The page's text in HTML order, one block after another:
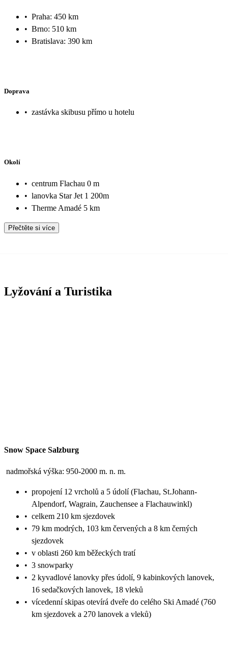
• Praha: 450 km
• Brno: 510 km
• Bratislava: 390 km
Doprava
• zastávka skibusu přímo u hotelu
Okolí
• centrum Flachau 0 m
• lanovka Star Jet 1 200m
• Therme Amadé 5 km
Přečtěte si více
Lyžování a Turistika
Snow Space Salzburg
nadmořská výška: 950-2000 m. n. m.
• propojení 12 vrcholů a 5 údolí (Flachau, St.Johann-
Alpendorf, Wagrain, Zauchensee a Flachauwinkl)
• celkem 210 km sjezdovek
• 79 km modrých, 103 km červených a 8 km černých
sjezdovek
• v oblasti 260 km běžeckých tratí
• 3 snowparky
• 2 kyvadlové lanovky přes údolí, 9 kabinkových lanovek,
16 sedačkových lanovek, 18 vleků
• vícedenní skipas otevírá dveře do celého Ski Amadé (760
km sjezdovek a 270 lanovek a vleků)